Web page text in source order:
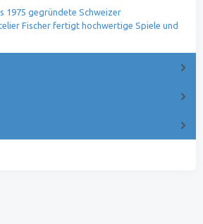
1975 gegründete Schweizer
Fischer fertigt hochwertige Spiele und